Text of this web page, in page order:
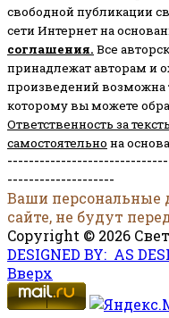
свободной публикации
сети Интернет на
соглашения. Все
принадлежат авторам и
произведений возможна
которому вы можете
Ответственность за
самостоятельно на
--------------------
Ваши персональные
сайте, не будут
Copyright © 2026
DESIGNED BY: AS
Вверх